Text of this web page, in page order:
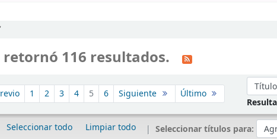
retornó 116 resultados.
1 2 3 4 5 6 Siguiente Último
Seleccionar todo Limpiar todo Seleccionar títulos para: